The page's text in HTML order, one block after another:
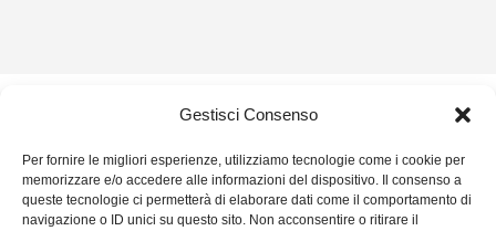
Gestisci Consenso
Per fornire le migliori esperienze, utilizziamo tecnologie come i cookie per
memorizzare e/o accedere alle informazioni del dispositivo. Il consenso a
queste tecnologie ci permetterà di elaborare dati come il comportamento di
navigazione o ID unici su questo sito. Non acconsentire o ritirare il